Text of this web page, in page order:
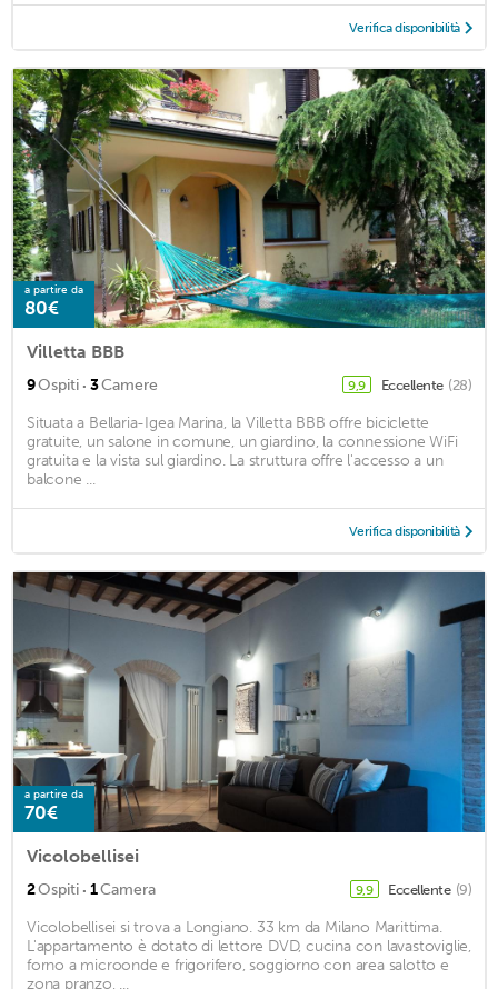
Verifica disponibilità
a partire da
80€
Villetta BBB
9Ospiti · 3Camere 9,9 Eccellente (28)
Situata a Bellaria-Igea Marina, la Villetta BBB offre biciclette
gratuite, un salone in comune, un giardino, la connessione WiFi
gratuita e la vista sul giardino. La struttura offre l'accesso a un
balcone ...
Verifica disponibilità
a partire da
70€
Vicolobellisei
2Ospiti · 1Camera 9,9 Eccellente (9)
Vicolobellisei si trova a Longiano. 33 km da Milano Marittima.
L'appartamento è dotato di lettore DVD, cucina con lavastoviglie,
forno a microonde e frigorifero, soggiorno con area salotto e
zona pranzo, ...